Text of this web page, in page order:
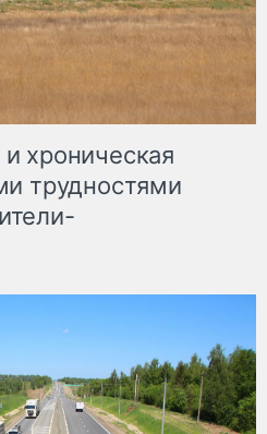
хроническая
трудностями